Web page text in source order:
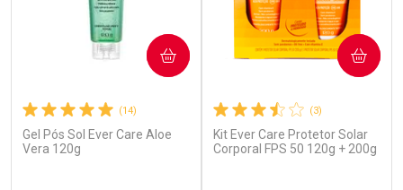
Ativar Desconto Ativar Desconto
(14)
Gel Pós Sol Ever Care Aloe
Vera 120g
COMPRAR
(3)
Kit Ever Care Protetor Solar
Corporal FPS 50 120g + 200g
COMPRAR